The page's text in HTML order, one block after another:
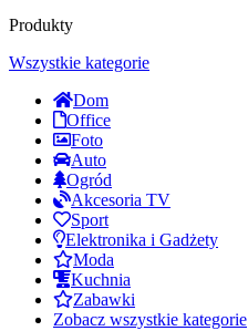
Produkty
Wszystkie kategorie
Dom
Office
Foto
Auto
Ogród
Akcesoria TV
Sport
Elektronika i Gadżety
Moda
Kuchnia
Zabawki
Zobacz wszystkie kategorie